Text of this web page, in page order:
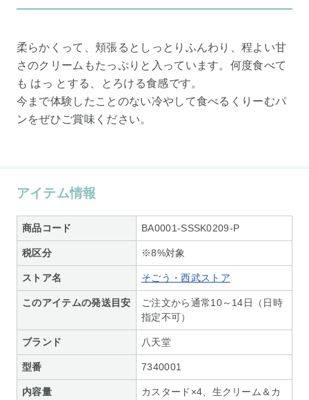
柔らかくって、頬張るとしっとりふんわり、程よい甘
さのクリームもたっぷりと入っています。何度食べて
も はっ とする、とろける食感です。
今まで体験したことのない冷やして食べるくりーむパ
ンをぜひご賞味ください。
アイテム情報
商品コード BA0001-SSSK0209-P
税区分 ※8%対象
ストア名 そごう・西武ストア
このアイテムの発送目安
ご注文から通常10～14日（日時
指定不可）
ブランド 八天堂
型番 7340001
内容量
カスタード×4、生クリーム＆カ